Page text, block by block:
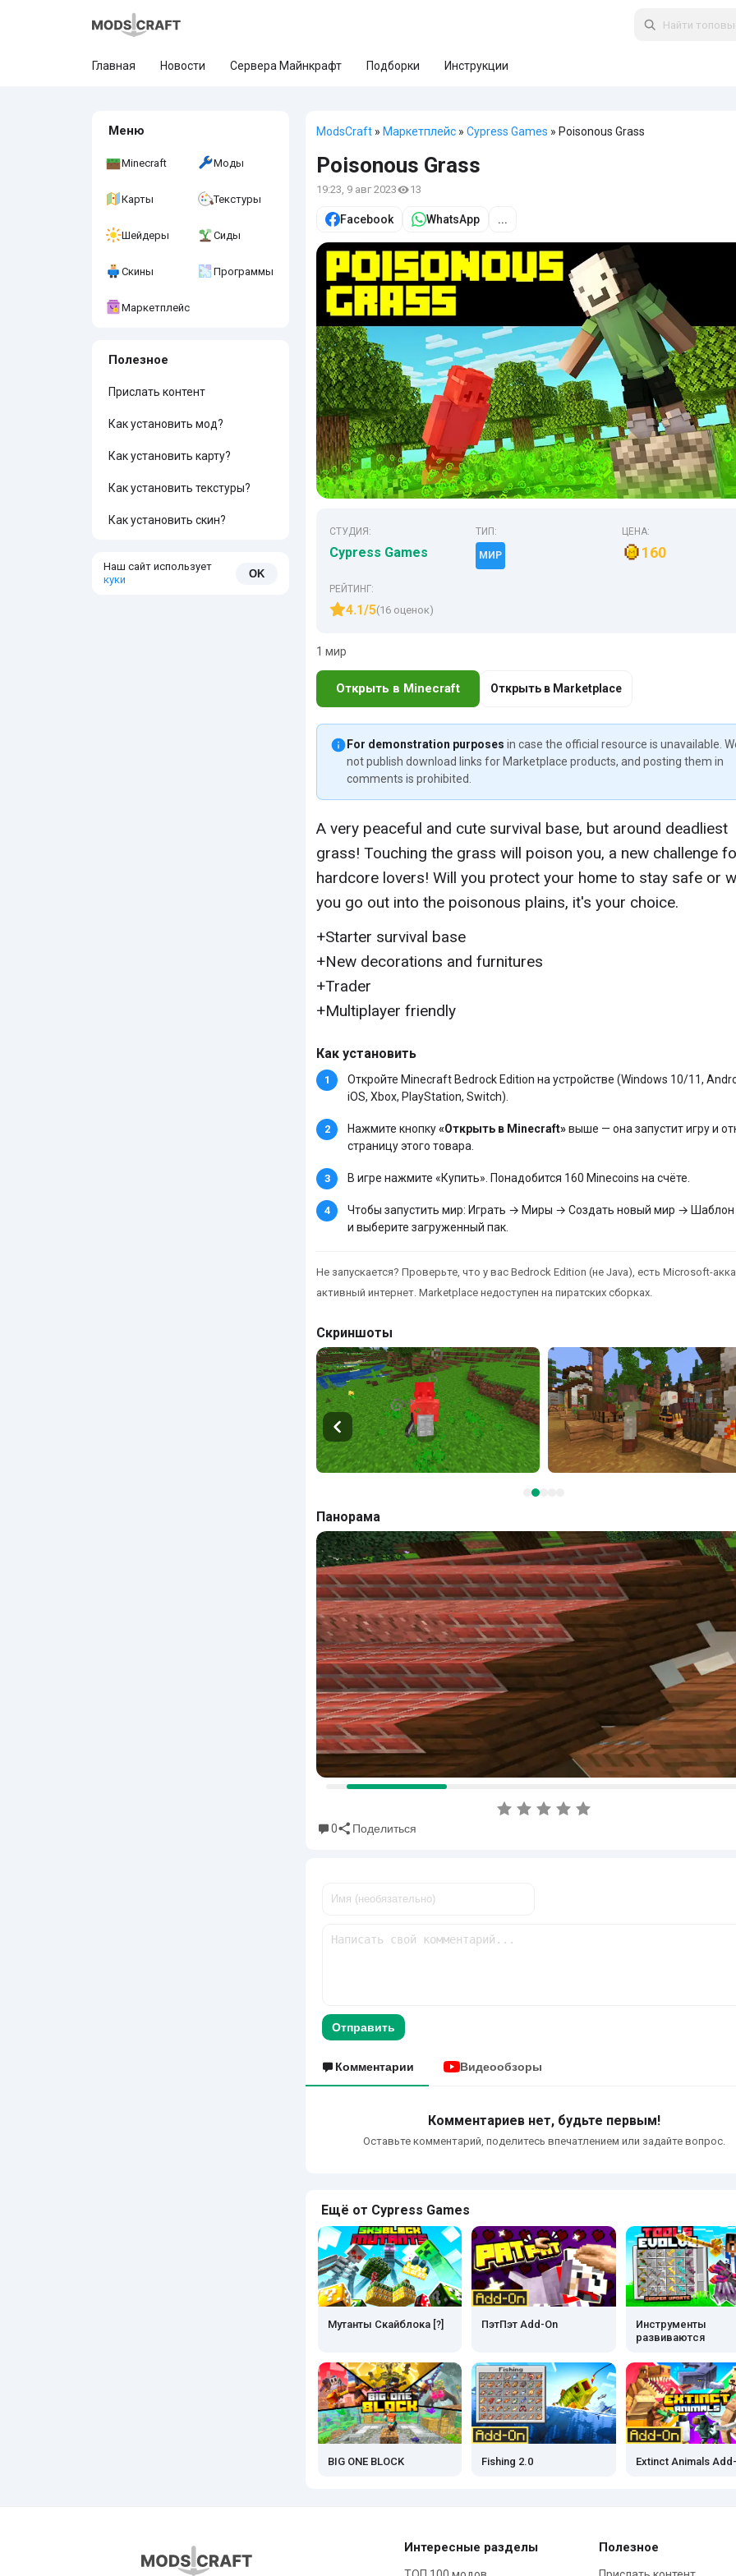
Главная Новости Сервера Майнкрафт Подборки Инструкции
Меню
Minecraft Моды
Карты Текстуры
Шейдеры Сиды
Скины Программы
Маркетплейс
Полезное
Прислать контент
Как установить мод?
Как установить карту?
Как установить текстуры?
Как установить скин?
Наш сайт использует
куки
OK
ModsCraft » Маркетплейс » Cypress Games » Poisonous Grass
Poisonous Grass
19:23, 9 авг 2023 13
Facebook WhatsApp ...
СТУДИЯ:
Cypress Games
ТИП:
МИР
ЦЕНА:
160
РЕЙТИНГ:
4.1/5(16 оценок)
1 мир
Открыть в Minecraft Открыть в Marketplace
For demonstration purposes in case the official resource is unavailable.
not publish download links for Marketplace products, and posting them in
comments is prohibited.
A very peaceful and cute survival base, but around deadliest
grass! Touching the grass will poison you, a new challenge
hardcore lovers! Will you protect your home to stay safe or
you go out into the poisonous plains, it's your choice.
+Starter survival base
+New decorations and furnitures
+Trader
+Multiplayer friendly
Как установить
Откройте Minecraft Bedrock Edition на устройстве (Windows 10/11,
iOS, Xbox, PlayStation, Switch).
Нажмите кнопку«Открыть в Minecraft»выше — она запустит игру и
страницу этого товара.
В игре нажмите «Купить». Понадобится 160 Minecoins на счёте.
Чтобы запустить мир: Играть → Миры → Создать новый мир →
и выберите загруженный пак.
Не запускается? Проверьте, что у вас Bedrock Edition (не Java), есть Microsoft-
активный интернет. Marketplace недоступен на пиратских сборках.
Скриншоты
Панорама
0 Поделиться
Отправить
Комментарии Видеообзоры
Комментариев нет, будьте первым!
Оставьте комментарий, поделитесь впечатлением или задайте вопрос.
Ещё от Cypress Games
Мутанты Скайблока [?] ПэтПэт Add-On
Инструменты
развиваются
BIG ONE BLOCK Fishing 2.0 Extinct Animals
Интересные разделы Полезное